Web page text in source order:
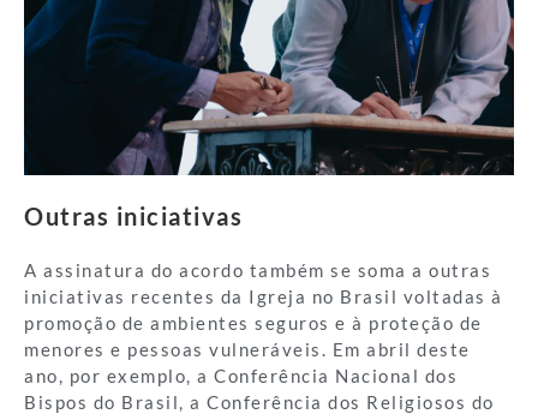
Outras iniciativas
A assinatura do acordo também se soma a outras
iniciativas recentes da Igreja no Brasil voltadas à
promoção de ambientes seguros e à proteção de
menores e pessoas vulneráveis. Em abril deste
ano, por exemplo, a Conferência Nacional dos
Bispos do Brasil, a Conferência dos Religiosos do